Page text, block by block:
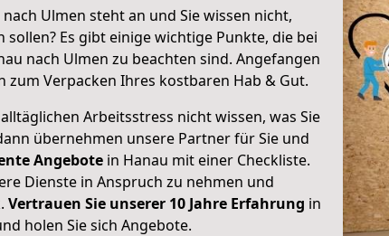
Ulmen steht an und Sie wissen nicht,
sollen? Es gibt einige wichtige Punkte, die bei
nach Ulmen zu beachten sind. Angefangen
zum Verpacken Ihres kostbaren Hab & Gut.
Arbeitsstress nicht wissen, was Sie
übernehmen unsere Partner für Sie und
Angebote in Hanau mit einer Checkliste.
Dienste in Anspruch zu nehmen und
Vertrauen Sie unserer 10 Jahre Erfahrung in
holen Sie sich Angebote.